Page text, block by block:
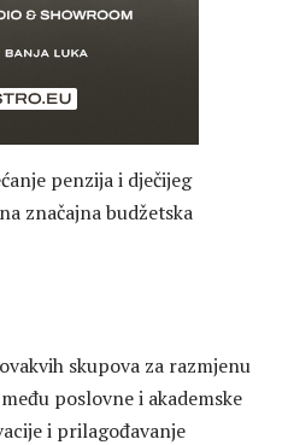
penzija i dječijeg
značajna budžetska
skupova za razmjenu
poslovne i akademske
i prilagođavanje